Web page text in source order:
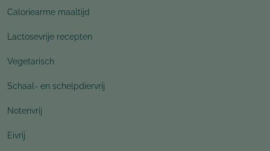
Caloriearme maaltijd
Lactosevrije recepten
Vegetarisch
Schaal- en schelpdiervrij
Notenvrij
Eivrij